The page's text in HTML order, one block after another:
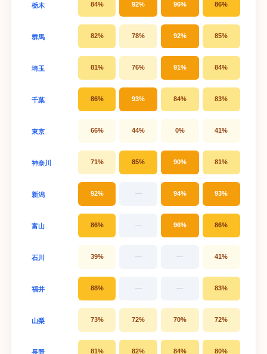
栃木 84% 92% 96% 86%
群馬 82% 78% 92% 85%
埼玉 81% 76% 91% 84%
千葉 86% 93% 84% 83%
東京 66% 44% 0% 41%
神奈川 71% 85% 90% 81%
新潟 92% — 94% 93%
富山 86% — 96% 86%
石川 39% — — 41%
福井 88% — — 83%
山梨 73% 72% 70% 72%
長野 81% 82% 84% 80%